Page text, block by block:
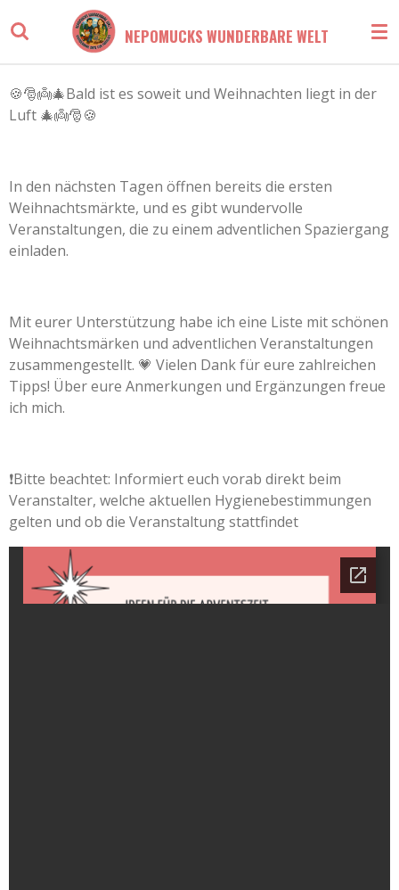
Hauptinhalt
NEPOMUCKS WUNDERBARE WELT
🍪🎅👼🎄Bald ist es soweit und Weihnachten liegt in der
Luft 🎄👼🎅🍪
In den nächsten Tagen öffnen bereits die ersten
Weihnachtsmärkte, und es gibt wundervolle
Veranstaltungen, die zu einem adventlichen Spaziergang
einladen.
Mit eurer Unterstützung habe ich eine Liste mit schönen
Weihnachtsmärken und adventlichen Veranstaltungen
zusammengestellt. 💗 Vielen Dank für eure zahlreichen
Tipps! Über eure Anmerkungen und Ergänzungen freue
ich mich.
❗Bitte beachtet: Informiert euch vorab direkt beim
Veranstalter, welche aktuellen Hygienebestimmungen
gelten und ob die Veranstaltung stattfindet